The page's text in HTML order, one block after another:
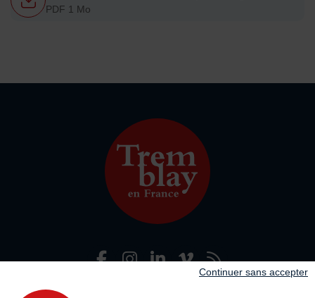
Continuer sans accepter
PDF 1 Mo
Nous suivre
Facebook
InstagramLinkedIn
Adresse dans le pied de page